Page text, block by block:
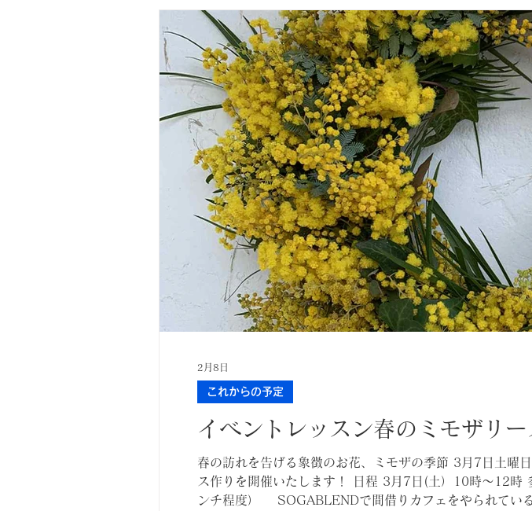
イベントレッスン春のミモザリー
春の訪れを告げる象徴のお花、ミモザの季節 3月7日土
ス作りを開催いたします！ 日程 3月7日(土）10時〜
ンチ程度） SOGABLENDで間借りカフェをやられてい
これからの予定
2月8日